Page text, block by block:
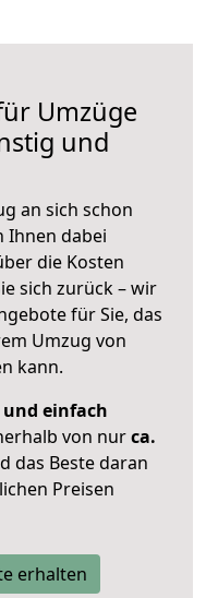
Umzüge
und
an sich schon
Ihnen dabei
die Kosten
sich zurück – wir
für Sie, das
Umzug von
kann.
und einfach
von nurca.
das Beste daran
Preisen
erhalten